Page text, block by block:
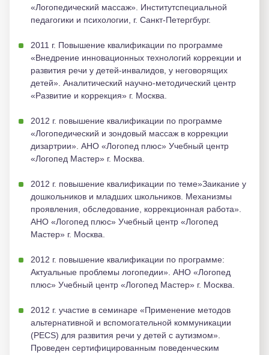
«Логопедический массаж». Институтспециальной
педагогики и психологии, г. Санкт-Петергбург.
2011 г. Повышение квалификации по программе
«Внедрение инновационных технологий коррекции и
развития речи у детей-инвалидов, у неговорящих
детей». Аналитический научно-методический центр
«Развитие и коррекция» г. Москва.
2012 г. повышение квалификации по программе
«Логопедический и зондовый массаж в коррекции
дизартрии». АНО «Логопед плюс» Учебный центр
«Логопед Мастер» г. Москва.
2012 г. повышение квалификации по теме»Заикание у
дошкольников и младших школьников. Механизмы
проявления, обследование, коррекционная работа».
АНО «Логопед плюс» Учебный центр «Логопед
Мастер» г. Москва.
2012 г. повышение квалификации по программе:
Актуальные проблемы логопедии». АНО «Логопед
плюс» Учебный центр «Логопед Мастер» г. Москва.
2012 г. участие в семинаре «Применение методов
альтернативной и вспомогательной коммуникации
(PECS) для развития речи у детей с аутизмом».
Проведен сертифицированным поведенческим